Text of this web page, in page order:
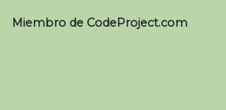
Miembro de CodeProject.com